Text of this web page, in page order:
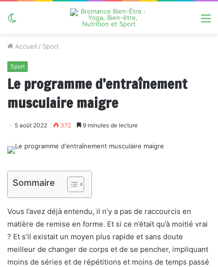
Accueil / Sport
Sport
Le programme d’entraînement
musculaire maigre
5 août 2022 372 9 minutes de lecture
Sommaire
Vous l’avez déjà entendu, il n’y a pas de raccourcis en
matière de remise en forme. Et si ce n’était qu’à moitié vrai
? Et s’il existait un moyen plus rapide et sans doute
meilleur de changer de corps et de se pencher, impliquant
moins de séries et de répétitions et moins de temps passé